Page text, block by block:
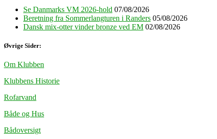
Se Danmarks VM 2026-hold 07/08/2026
Beretning fra Sommerlangturen i Randers 05/08/2026
Dansk mix-otter vinder bronze ved EM 02/08/2026
Øvrige Sider:
Om Klubben
Klubbens Historie
Rofarvand
Både og Hus
Bådoversigt